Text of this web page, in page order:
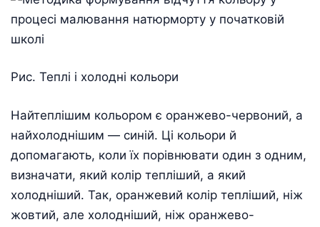
Рис. Теплі і холодні кольори
Найтеплішим кольором є оранжево-червоний, а
найхолоднішим — синій. Ці кольори й
допомагають, коли їх порівнювати один з одним,
визначати, який колір тепліший, а який
холодніший. Так, оранжевий колір тепліший, ніж
жовтий, але холодніший, ніж оранжево-